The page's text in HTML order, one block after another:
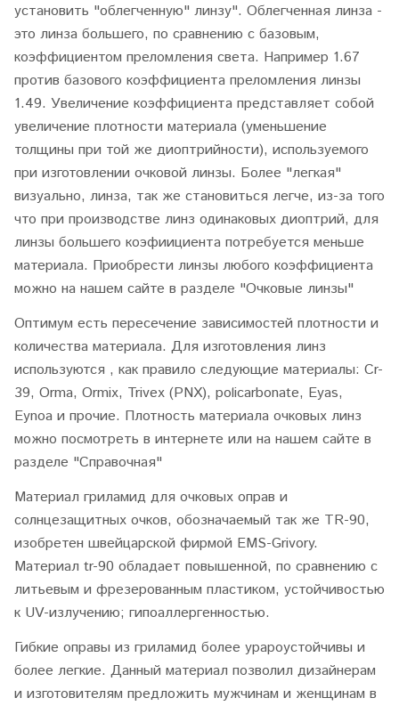
установить "облегченную" линзу". Облегченная линза -
это линза большего, по сравнению с базовым,
коэффициентом преломления света. Например 1.67
против базового коэффициента преломления линзы
1.49. Увеличение коэффициента представляет собой
увеличение плотности материала (уменьшение
толщины при той же диоптрийности), используемого
при изготовлении очковой линзы. Более "легкая"
визуально, линза, так же становиться легче, из-за того
что при производстве линз одинаковых диоптрий, для
линзы большего коэфиициента потребуется меньше
материала. Приобрести линзы любого коэффициента
можно на нашем сайте в разделе "Очковые линзы"
Оптимум есть пересечение зависимостей плотности и
количества материала. Для изготовления линз
используются , как правило следующие материалы: Cr-
39, Orma, Ormix, Trivex (PNX), policarbonate, Eyas,
Eynoa и прочие. Плотность материала очковых линз
можно посмотреть в интернете или на нашем сайте в
разделе "Справочная"
Материал гриламид для очковых оправ и
солнцезащитных очков, обозначаемый так же TR-90,
изобретен швейцарской фирмой EMS-Grivory.
Материал tr-90 обладает повышенной, по сравнению с
литьевым и фрезерованным пластиком, устойчивостью
к UV-излучению; гипоаллергенностью.
Гибкие оправы из гриламид более урароустойчивы и
более легкие. Данный материал позволил дизайнерам
и изготовителям предложить мужчинам и женщинам в